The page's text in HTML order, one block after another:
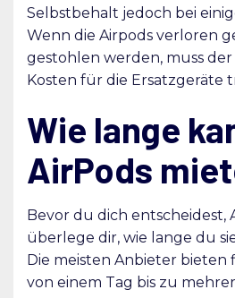
Selbstbehalt jedoch bei
Wenn die Airpods verloren
gestohlen werden, muss
Kosten für die Ersatzgeräte
Wie lange
AirPods
Bevor du dich entscheidest,
überlege dir, wie lange du
Die meisten Anbieter bieten
von einem Tag bis zu